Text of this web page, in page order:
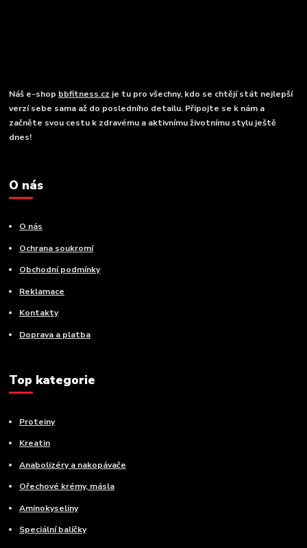
Náš e-shop bbfitness.cz je tu pro všechny, kdo se chtějí stát nejlepší
verzí sebe sama až do posledního detailu. Připojte se k nám a
začněte svou cestu k zdravému a aktivnímu životnímu stylu ještě
dnes!
O nás
O nás
Ochrana soukromí
Obchodní podmínky
Reklamace
Kontakty
Doprava a platba
Top kategorie
Proteiny
Kreatin
Anabolizéry a nakopávače
Ořechové krémy, másla
Aminokyseliny
Speciální balíčky